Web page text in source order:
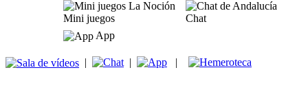
Mini juegos
Chat
App
| | |